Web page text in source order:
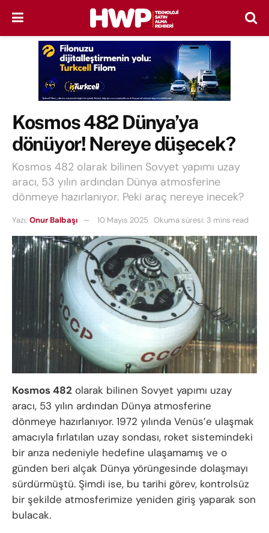
Kosmos 482 Dünya’ya
dönüyor! Nereye düşecek?
Kosmos 482 olarak bilinen Sovyet yapımı uzay
aracı, 53 yılın ardından Dünya atmosferine
dönmeye hazırlanıyor. Peki araç nereye inecek?
Yazı: Onur Balbaşı 10 Mayıs 2025 Okuma süresi: 3 mins read
Kosmos 482 olarak bilinen Sovyet yapımı uzay
aracı, 53 yılın ardından Dünya atmosferine
dönmeye hazırlanıyor. 1972 yılında Venüs’e ulaşmak
amacıyla fırlatılan uzay sondası, roket sistemindeki
bir arıza nedeniyle hedefine ulaşamamış ve o
günden beri alçak Dünya yörüngesinde dolaşmayı
sürdürmüştü. Şimdi ise, bu tarihi görev, kontrolsüz
bir şekilde atmosferimize yeniden giriş yaparak son
bulacak.